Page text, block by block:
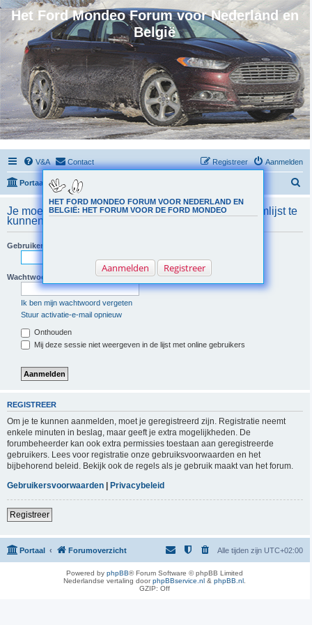
Het Ford Mondeo Forum voor Nederland en
België
V&A Contact Aanmelden
Registreer
Portaal Forumoverzicht
k
HET FORD MONDEO FORUM VOOR NEDERLAND EN
BELGIË: HET FORUM VOOR DE FORD MONDEO
Aanmelden Registreer
Je moet geregistreerd en aangemeld zijn om de teamlijst te
kunnen bekijken.
Gebruikersnaam:
Wachtwoord:
Ik ben mijn wachtwoord vergeten
Stuur activatie-e-mail opnieuw
Onthouden
Mij deze sessie niet weergeven in de lijst met online gebruikers
REGISTREER
Om je te kunnen aanmelden, moet je geregistreerd zijn. Registratie neemt
enkele minuten in beslag, maar geeft je extra mogelijkheden. De
forumbeheerder kan ook extra permissies toestaan aan geregistreerde
gebruikers. Lees voor registratie onze gebruiksvoorwaarden en het
bijbehorend beleid. Bekijk ook de regels als je gebruik maakt van het forum.
Gebruikersvoorwaarden | Privacybeleid
Registreer
Portaal Forumoverzicht Alle tijden zijn UTC+02:00
Powered byphpBB® Forum Software © phpBB Limited
Nederlandse vertaling doorphpBBservice.nl &phpBB.nl
GZIP: Off